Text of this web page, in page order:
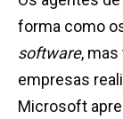
forma como
software,
empresas
Microsoft